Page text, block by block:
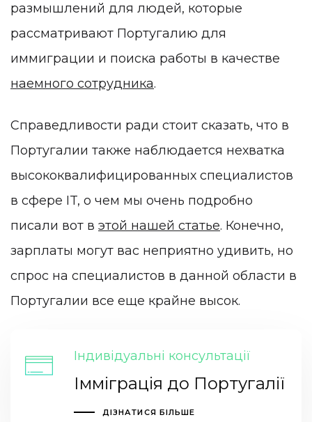
размышлений для людей, которые
рассматривают Португалию для
иммиграции и поиска работы в качестве
наемного сотрудника.
Справедливости ради стоит сказать, что в
Португалии также наблюдается нехватка
высококвалифицированных специалистов
в сфере IT, о чем мы очень подробно
писали вот в этой нашей статье. Конечно,
зарплаты могут вас неприятно удивить, но
спрос на специалистов в данной области в
Португалии все еще крайне высок.
Індивідуальні консультації
Імміграція до Португалії
ДІЗНАТИСЯ БІЛЬШЕ